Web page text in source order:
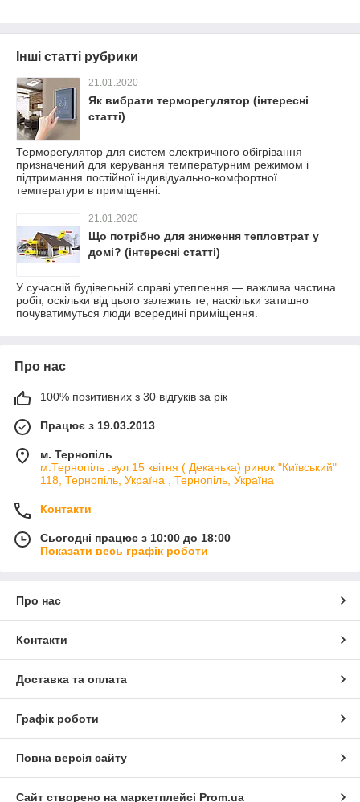
Інші статті рубрики
21.01.2020
Як вибрати терморегулятор (інтересні
статті)
Терморегулятор для систем електричного обігрівання
призначений для керування температурним режимом і
підтримання постійної індивідуально-комфортної
температури в приміщенні.
21.01.2020
Що потрібно для зниження тепловтрат у
домі? (інтересні статті)
У сучасній будівельній справі утеплення — важлива частина
робіт, оскільки від цього залежить те, наскільки затишно
почуватимуться люди всередині приміщення.
Про нас
100% позитивних з 30 відгуків за рік
Працює з 19.03.2013
м. Тернопіль
м.Тернопіль .вул 15 квітня ( Деканька) ринок "Київський"
118, Тернопіль, Україна , Тернопіль, Україна
Контакти
Сьогодні працює з 10:00 до 18:00
Показати весь графік роботи
Про нас
Контакти
Доставка та оплата
Графік роботи
Повна версія сайту
Сайт створено на маркетплейсі Prom.ua